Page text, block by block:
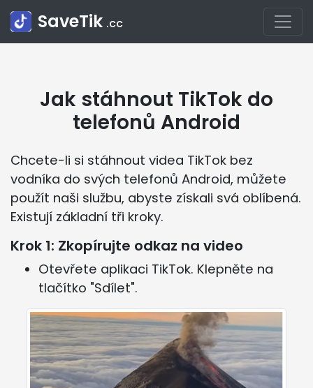
SaveTik .cc
Jak stáhnout TikTok do
telefonů Android
Chcete-li si stáhnout videa TikTok bez
vodníka do svých telefonů Android, můžete
použít naši službu, abyste získali svá oblíbená.
Existují základní tři kroky.
Krok 1: Zkopírujte odkaz na video
Otevřete aplikaci TikTok. Klepněte na
tlačítko "Sdílet".